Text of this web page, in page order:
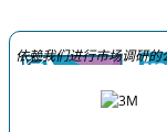
依赖我们进行市场调研的